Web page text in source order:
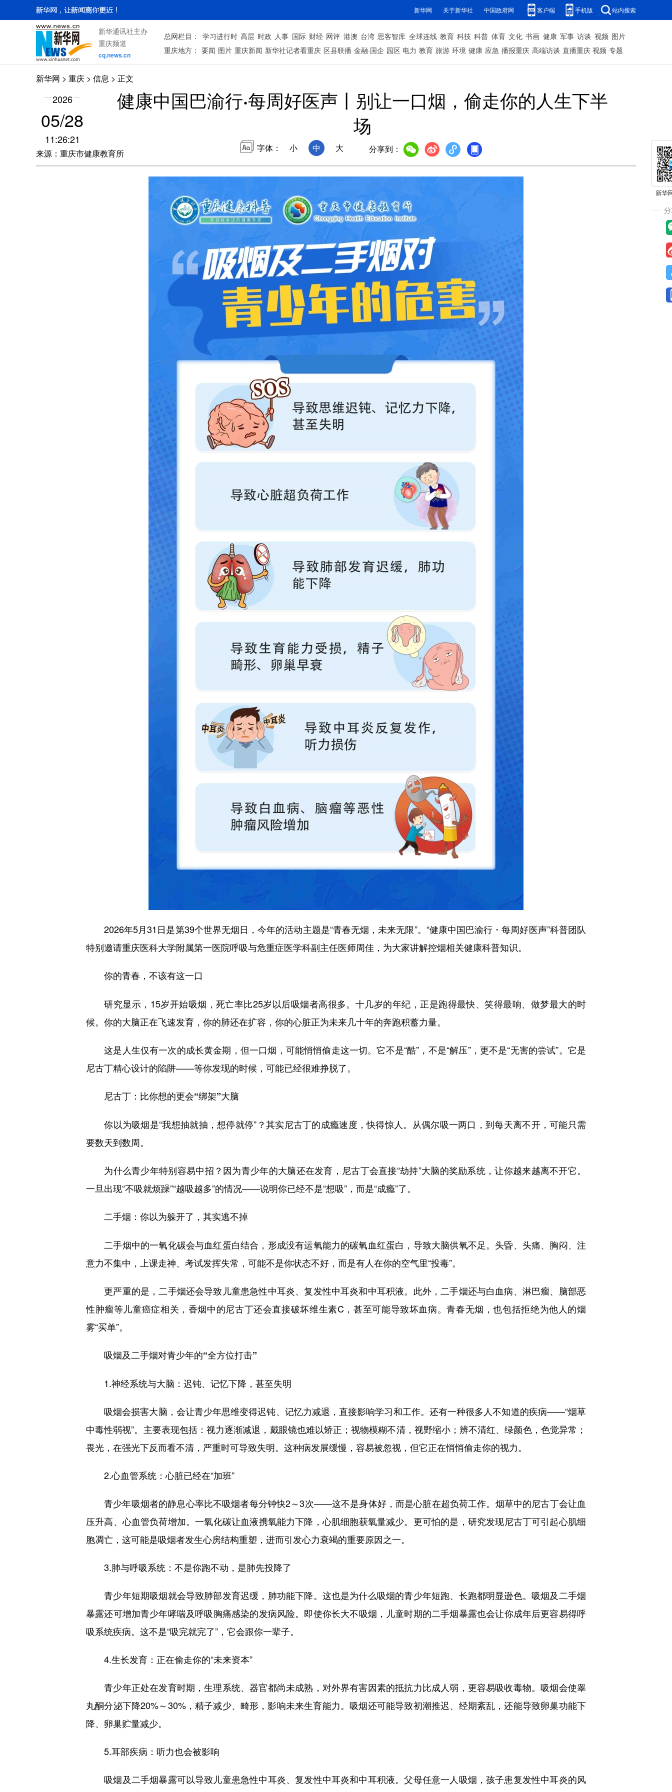
新华网 关于新华社 中国政府网 客户端 手机版 站内搜索
新华通讯社主办
重庆频道
cq.news.cn
总网栏目： 学习进行时 高层 时政 人事 国际 财经 网评 港澳 台湾 思客智库 全球连线 教育 科技 科普 体育 文化 书画 健康 军事 访谈 视频 图片
重庆地方： 要闻 图片 重庆新闻 新华社记者看重庆 区县联播 金融·国企 园区 电力 教育 旅游 环境 健康 应急 播报重庆 高端访谈 直播重庆 视频 专题
新华网 > 重庆 > 信息 > 正文
2026
05/28
11:26:21
来源：重庆市健康教育所
健康中国巴渝行·每周好医声丨别让一口烟，偷走你的人生下半
场
字体： 小 中 大 分享到：
2026年5月31日是第39个世界无烟日，今年的活动主题是“青春无烟，未来无限”。“健康中国巴渝行・每周好医声”科普团队
特别邀请重庆医科大学附属第一医院呼吸与危重症医学科副主任医师周佳，为大家讲解控烟相关健康科普知识。
你的青春，不该有这一口
研究显示，15岁开始吸烟，死亡率比25岁以后吸烟者高很多。十几岁的年纪，正是跑得最快、笑得最响、做梦最大的时
候。你的大脑正在飞速发育，你的肺还在扩容，你的心脏正为未来几十年的奔跑积蓄力量。
这是人生仅有一次的成长黄金期，但一口烟，可能悄悄偷走这一切。它不是“酷”，不是“解压”，更不是“无害的尝试”。它是
尼古丁精心设计的陷阱——等你发现的时候，可能已经很难挣脱了。
尼古丁：比你想的更会“绑架”大脑
你以为吸烟是“我想抽就抽，想停就停”？其实尼古丁的成瘾速度，快得惊人。从偶尔吸一两口，到每天离不开，可能只需
要数天到数周。
为什么青少年特别容易中招？因为青少年的大脑还在发育，尼古丁会直接“劫持”大脑的奖励系统，让你越来越离不开它。
一旦出现“不吸就烦躁”“越吸越多”的情况——说明你已经不是“想吸”，而是“成瘾”了。
二手烟：你以为躲开了，其实逃不掉
二手烟中的一氧化碳会与血红蛋白结合，形成没有运氧能力的碳氧血红蛋白，导致大脑供氧不足。头昏、头痛、胸闷、注
意力不集中，上课走神、考试发挥失常，可能不是你状态不好，而是有人在你的空气里“投毒”。
更严重的是，二手烟还会导致儿童患急性中耳炎、复发性中耳炎和中耳积液。此外，二手烟还与白血病、淋巴瘤、脑部恶
性肿瘤等儿童癌症相关，香烟中的尼古丁还会直接破坏维生素C，甚至可能导致坏血病。青春无烟，也包括拒绝为他人的烟
雾“买单”。
吸烟及二手烟对青少年的“全方位打击”
1.神经系统与大脑：迟钝、记忆下降，甚至失明
吸烟会损害大脑，会让青少年思维变得迟钝、记忆力减退，直接影响学习和工作。还有一种很多人不知道的疾病——“烟草
中毒性弱视”。主要表现包括：视力逐渐减退，戴眼镜也难以矫正；视物模糊不清，视野缩小；辨不清红、绿颜色，色觉异常；
畏光，在强光下反而看不清，严重时可导致失明。这种病发展缓慢，容易被忽视，但它正在悄悄偷走你的视力。
2.心血管系统：心脏已经在“加班”
青少年吸烟者的静息心率比不吸烟者每分钟快2～3次——这不是身体好，而是心脏在超负荷工作。烟草中的尼古丁会让血
压升高、心血管负荷增加。一氧化碳让血液携氧能力下降，心肌细胞获氧量减少。更可怕的是，研究发现尼古丁可引起心肌细
胞凋亡，这可能是吸烟者发生心房结构重塑，进而引发心力衰竭的重要原因之一。
3.肺与呼吸系统：不是你跑不动，是肺先投降了
青少年短期吸烟就会导致肺部发育迟缓，肺功能下降。这也是为什么吸烟的青少年短跑、长跑都明显逊色。吸烟及二手烟
暴露还可增加青少年哮喘及呼吸胸痛感染的发病风险。即使你长大不吸烟，儿童时期的二手烟暴露也会让你成年后更容易得呼
吸系统疾病。这不是“吸完就完了”，它会跟你一辈子。
4.生长发育：正在偷走你的“未来资本”
青少年正处在发育时期，生理系统、器官都尚未成熟，对外界有害因素的抵抗力比成人弱，更容易吸收毒物。吸烟会使睾
丸酮分泌下降20%～30%，精子减少、畸形，影响未来生育能力。吸烟还可能导致初潮推迟、经期紊乱，还能导致卵巢功能下
降、卵巢贮量减少。
5.耳部疾病：听力也会被影响
吸烟及二手烟暴露可以导致儿童患急性中耳炎、复发性中耳炎和中耳积液。父母任意一人吸烟，孩子患复发性中耳炎的风